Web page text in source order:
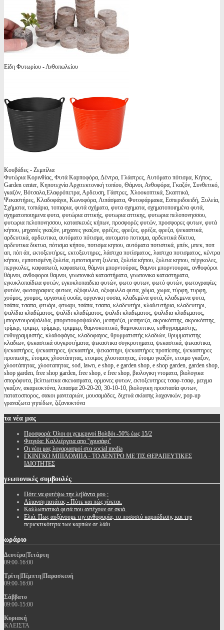
Είδη Φυτωρίου - Ανθοπωλείου
Κουβάδες - Ζεμπίλια
Φυτώρια Κορινθίας, Φυτά Καρποφόρα, Δέντρα, Γλάστρες, Αυτόματο πότισμα, Κήπος,
Garden center, Κηποτεχνία Αρχιτεκτονική τοπίου, Θάμνοι, Ανθοφόρα, Γκαζόν, Συνθετικό,
γκαζόν, Βότσαλα,Ελαφρόπετρα, Αρδευση, Γάστρες, Χλοοκοπτικά, Σκαπτικά,
Ψεκαστήρες, Κλαδοφάγοι, Κωνοφόρα, Λιπάσματα, Φυτοφάρμακα, Εσπεριδοειδή, Ξυλεία,
Σχήματα, τοπιάρια, τοπιαρια, φυτά σχήματα, φυτα σχηματα, σχηματοποιημένα φυτά,
σχηματοποιημενα φυτα, φυτώρια αττικής, φυτωρια αττικης, φυτωρια πελοπονησσου,
φυτωρια πελοπονησσου, κατασκευές κήπων, προσφορές φυτών, προσφορες φυτων, φυτά
κήπου, μηχανές γκαζόν, μηχανες γκαζον, φρέζες, φρεζες, φρέζα, φρεζα, ψεκαστικά,
αρδευτικά, αρδευτικα, αυτόματο πότισμα, αυτοματο ποτισμα, αρδευτικά δίκτυα,
αρδευτικα δικτυα, πότισμα κήπου, ποτισμα κηπου, αυτόματα ποτιστικά, μπέκ, μπεκ, ποπ
απ, πόπ άπ, εκτοξευτήρες, εκτοξευτηρες, λάστιχα ποτίσματος, λαστιχα ποτισματος, κέντρα
κήπου, εμποτισμένη ξυλεία, εμποτισμενη ξυλεια, ξυλεία κήπου, ξυλεια κηπου, πέργκολες,
περγκολες, καφασωτά, καφασωτα, θάμνοι μπορντούρας, θαμνοι μπορντουρας, ανθοφόροι
θάμνοι, ανθοφοροι θαμνοι, γεωπονικά καταστήματα, γεωπονικα καταστηματα,
εγκυκλοπαίδεια φυτών, εγκυκλοπαιδεια φυτών, φωτο φυτων, φωτό φυτών, φωτογραφίες
φυτών, φωτογραφιες φυτων, οξύφυλλα, οξυφυλλα φυτα, χώμα, χωμα, τύρφη, τυρφη,
χούμος, χουμος, οργανική ουσία, οργανικη ουσια, κλαδεμένα φυτά, κλαδεμενα φυτα,
τσάπα, τσαπα, φτυάρι, φτυαρι, τσάπα, τσαπα, κλαδευτήρι, κλαδευτήρια, κλαδευτηρι,
ψαλίδια κλαδέματος, ψαλίδι κλαδέματος, ψαλιδι κλαδεματος, ψαλιδια κλαδεματος,
μπορντουροψάλιδα, μπορντουροψαλιδο, μεσηνέζα, μεσηνεζα, ακροκόπτης, ακροκόπτης,
τρίμερ, τριμερ, τρίμμερ, τριμμερ, θαμνοκοπτικό, θαμνοκοπτικο, ευθυγραμμιστης,
ευθυγραμμιστής, κλαδοφάγος, κλαδοφαγος, θρυμματιστής κλαδιών, θρυμματιστης
κλαδιων, ψεκαστικά συγκροτήματα, ψεκαστικα συγκροτηματα, ψεκαστικά, ψεκαστικα,
ψεκαστήρες, ψεκαστηρες, ψεκαστήρι, ψεκαστηρι, ψεκαστήρες προπίεσης, ψεκαστηρες
προπιεσης, έτοιμος χλοοτάπητας, ετοιμος χλοοταπητας, έτοιμο γκαζόν, ετοιμο γκαζον,
χλοοτάπητας, χλοοταπητας, sod, lawn, e shop, e garden shop, e shop garden, garden shop,
shop garden, free shop garden, free shop, e free shop, βιολογικη ντοματα, βιολογικα
σπορόφυτα, βελτιωτικα σκευασματα, ορμονες φυτων, εκτοξευτηρες τσαφ-τσαφ, μειγμα
γκαζον, ακαρεοκτόνα, λιπασμα 20-20-20, 30-10-10, βιολογικη προστασία φυτων,
πατατοσπορος, σακοι μανιταριών, μουσαμάδες, διχτυά σκίασης λαχανικών, pop-up
γραναζωτα γηπέδων, ζιζανιοκτόνα
τα νέα μας
Προσφορά: Όλοι οι χειμερινοί Βολβόι -50% έως 15/2
Φειγιόα: Καλλιέργεια απο ''χρυσάφι''
Oι νέοι μας λογαριασμοί στα social media
ΓΚΙΝΓΚΟ ΜΠΙΛΟΜΠΑ - ΤΟ ΔΕΝΤΡΟ ΜΕ ΤΙΣ ΘΕΡΑΠΕΥΤΙΚΕΣ
ΙΔΙΟΤΗΤΕΣ
γεωπονικές συμβουλές
Πότε να φυτέψω την λεβάντα μου ;
Λίπανση πατάτας - Πότε και πώς γίνεται.
Καλλωπιστικά φυτά που αντέχουν σε σκιά.
Ελιά: Πως αυξάνουμε την ανθοφορία, το ποσοστό καρπόδεσης και την
περιεκτικότητα των καρπών σε λάδι
ωράριο
Δευτέρα|Τετάρτη
09:00-16:00
Τρίτη|Πέμπτη|Παρασκευή
09:00-16:00
Σάββατο
09:00-15:00
Κυριακή
ΚΛΕΙΣΤΑ